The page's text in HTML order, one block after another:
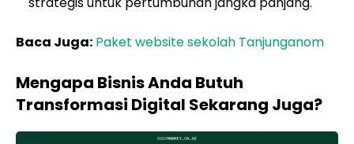
Baca Juga: Paket website sekolah Tanjunganom
Mengapa Bisnis Anda Butuh
Transformasi Digital Sekarang Juga?